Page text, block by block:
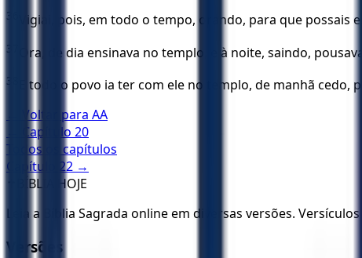
36 Vigiai, pois, em todo o tempo, orando, para que
37 Ora, de dia ensinava no templo, e à noite, saindo,
38
E todo o povo ia ter com ele no templo, de manhã cedo,
← Voltar para AA
← Capítulo 20
Todos os capítulos
Capítulo
22 →
BÍBLIA HOJE
Leia a Bíblia Sagrada online em diversas versões.
Versões